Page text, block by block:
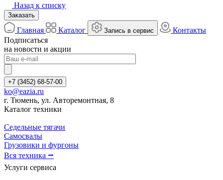
Назад к списку
Заказать
Главная Каталог Запись в сервис
Контакты
Подписаться
на новости и акции
+7 (3452) 68-57-00
ko@eazia.ru
г. Тюмень, ул. Авторемонтная, 8
Каталог техники
Седельные тягачи
Самосвалы
Грузовики и фургоны
Вся техника ⭢
Услуги сервиса